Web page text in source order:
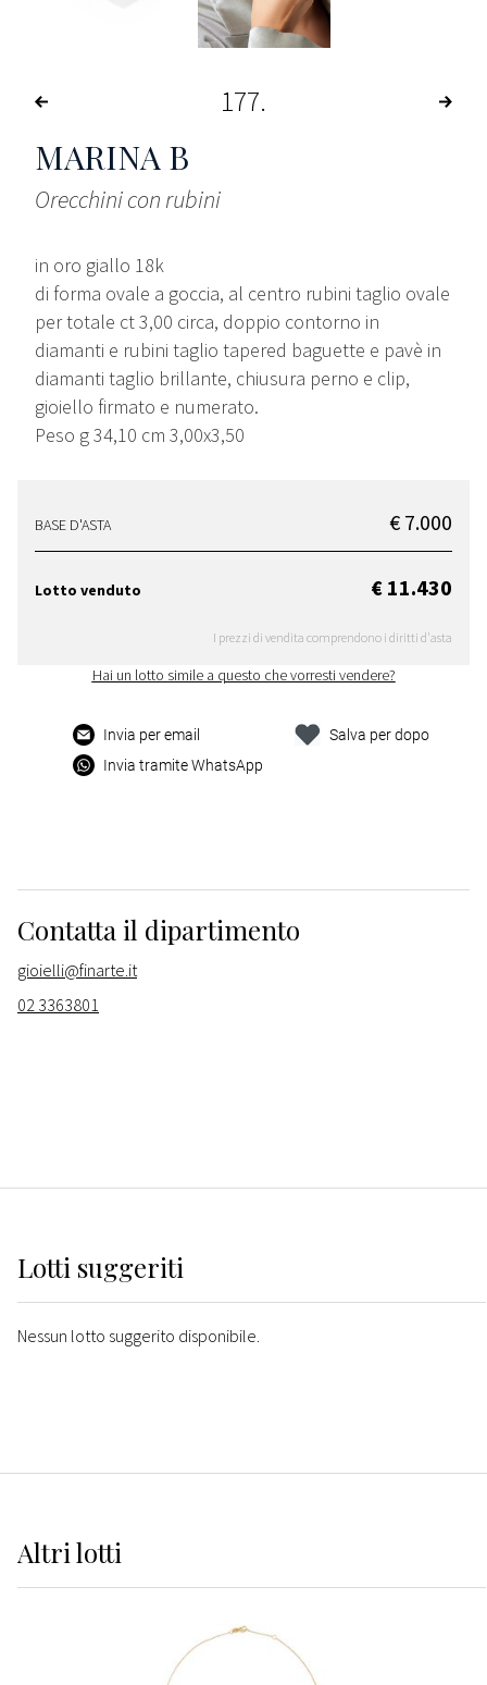
177
MARINA B
Orecchini con rubini
in oro giallo 18k
di forma ovale a goccia, al centro rubini taglio ovale
per totale ct 3,00 circa, doppio contorno in
diamanti e rubini taglio tapered baguette e pavè in
diamanti taglio brillante, chiusura perno e clip,
gioiello firmato e numerato.
Peso g 34,10 cm 3,00x3,50
BASE D'ASTA € 7.000
Lotto venduto € 11.430
I prezzi di vendita comprendono i diritti d'asta
Hai un lotto simile a questo che vorresti vendere?
Invia per email
Invia tramite WhatsApp
Salva per dopo
Contatta il dipartimento
gioielli@finarte.it
02 3363801
Lotti suggeriti
Nessun lotto suggerito disponibile.
Altrilotti